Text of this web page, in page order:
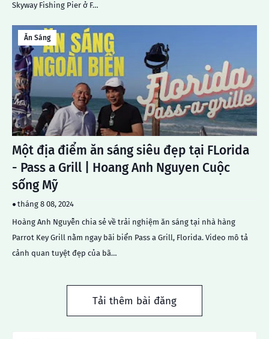
Skyway Fishing Pier ở F…
Ăn Sáng
Một địa điểm ăn sáng siêu đẹp tại FLorida
- Pass a Grill | Hoang Anh Nguyen Cuộc
sống Mỹ
tháng 8 08, 2024
Hoàng Anh Nguyễn chia sẻ về trải nghiệm ăn sáng tại nhà hàng
Parrot Key Grill nằm ngay bãi biển Pass a Grill, Florida. Video mô tả
cảnh quan tuyệt đẹp của bã…
Tải thêm bài đăng